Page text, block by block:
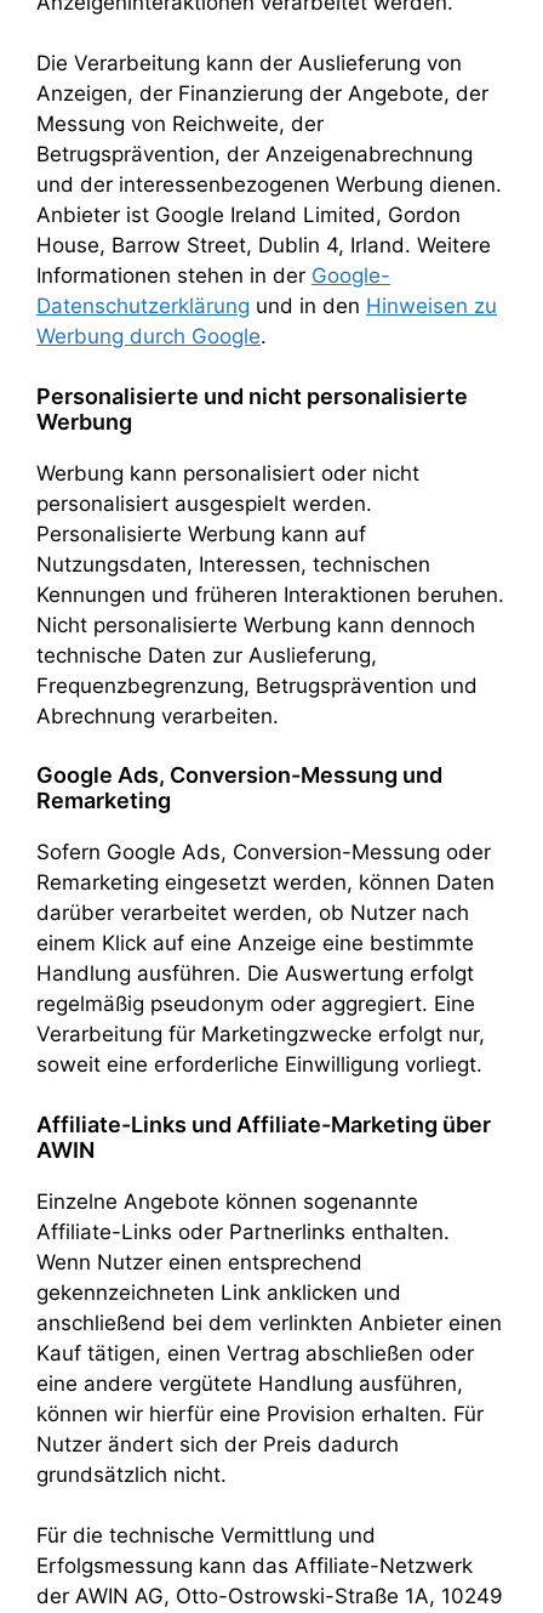
Die Verarbeitung kann der Auslieferung von
Anzeigen, der Finanzierung der Angebote, der
Messung von Reichweite, der
Betrugsprävention, der Anzeigenabrechnung
und der interessenbezogenen Werbung dienen.
Anbieter ist Google Ireland Limited, Gordon
House, Barrow Street, Dublin 4, Irland. Weitere
Informationen stehen in der Google-
Datenschutzerklärung und in den Hinweisen zu
Werbung durch Google.
Personalisierte und nicht personalisierte
Werbung
Werbung kann personalisiert oder nicht
personalisiert ausgespielt werden.
Personalisierte Werbung kann auf
Nutzungsdaten, Interessen, technischen
Kennungen und früheren Interaktionen beruhen.
Nicht personalisierte Werbung kann dennoch
technische Daten zur Auslieferung,
Frequenzbegrenzung, Betrugsprävention und
Abrechnung verarbeiten.
Google Ads, Conversion-Messung und
Remarketing
Sofern Google Ads, Conversion-Messung oder
Remarketing eingesetzt werden, können Daten
darüber verarbeitet werden, ob Nutzer nach
einem Klick auf eine Anzeige eine bestimmte
Handlung ausführen. Die Auswertung erfolgt
regelmäßig pseudonym oder aggregiert. Eine
Verarbeitung für Marketingzwecke erfolgt nur,
soweit eine erforderliche Einwilligung vorliegt.
Affiliate-Links und Affiliate-Marketing über
AWIN
Einzelne Angebote können sogenannte
Affiliate-Links oder Partnerlinks enthalten.
Wenn Nutzer einen entsprechend
gekennzeichneten Link anklicken und
anschließend bei dem verlinkten Anbieter einen
Kauf tätigen, einen Vertrag abschließen oder
eine andere vergütete Handlung ausführen,
können wir hierfür eine Provision erhalten. Für
Nutzer ändert sich der Preis dadurch
grundsätzlich nicht.
Für die technische Vermittlung und
Erfolgsmessung kann das Affiliate-Netzwerk
der AWIN AG, Otto-Ostrowski-Straße 1A, 10249